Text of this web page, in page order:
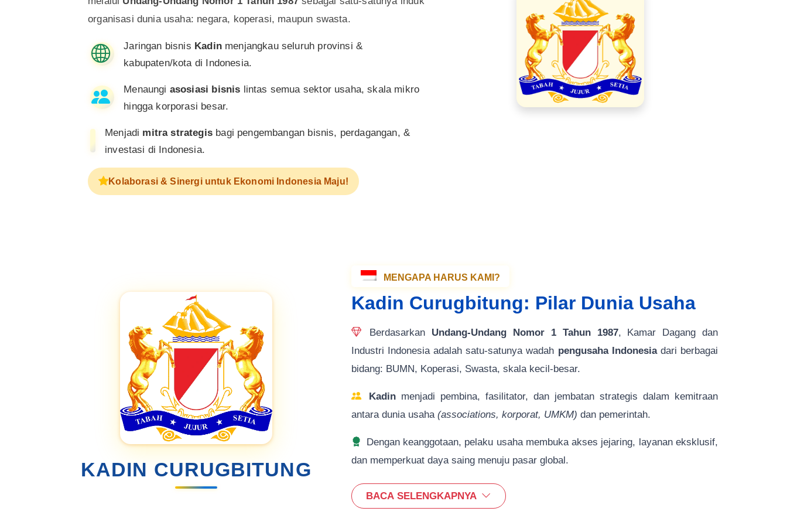
organisasi dunia usaha: negara, koperasi, maupun swasta.
Jaringan bisnis Kadinmenjangkau seluruh provinsi &
kabupaten/kota di Indonesia.
Menaungi asosiasi bisnis lintas semua sektor usaha, skala mikro
hingga korporasi besar.
Menjadi mitra strategis bagi pengembangan bisnis, perdagangan, &
investasi di Indonesia.
Kolaborasi & Sinergi untuk Ekonomi Indonesia Maju!
KADIN CURUGBITUNG
MENGAPA HARUS KAMI?
Kadin Curugbitung: Pilar Dunia Usaha
Berdasarkan Undang-Undang Nomor 1 Tahun 1987, Kamar Dagang dan
Industri Indonesia adalah satu-satunya wadah pengusaha Indonesiadari berbagai
bidang: BUMN, Koperasi, Swasta, skala kecil-besar.
Kadinmenjadi pembina, fasilitator, dan jembatan strategis dalam kemitraan
antara dunia usaha (associations, korporat, UMKM) dan pemerintah.
Dengan keanggotaan, pelaku usaha membuka akses jejaring, layanan eksklusif,
dan memperkuat daya saing menuju pasar global.
BACA SELENGKAPNYA